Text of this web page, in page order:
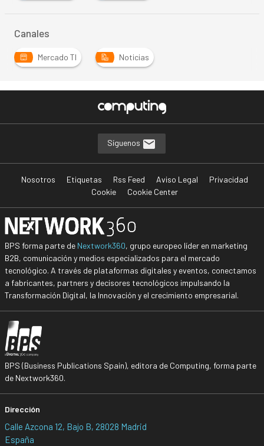
Canales
Mercado TI Noticias
Síguenos
Nosotros Etiquetas Rss Feed Aviso Legal
Privacidad
Cookie
Cookie Center
BPS forma parte de Nextwork360, grupo europeo líder en marketing
B2B, comunicación y medios especializados para el mercado
tecnológico. A través de plataformas digitales y eventos, conectamos
a fabricantes, partners y decisores tecnológicos impulsando la
Transformación Digital, la Innovación y el crecimiento empresarial.
BPS (Business Publications Spain), editora de Computing, forma parte
de Nextwork360.
Dirección
Calle Azcona 12, Bajo B, 28028 Madrid
España